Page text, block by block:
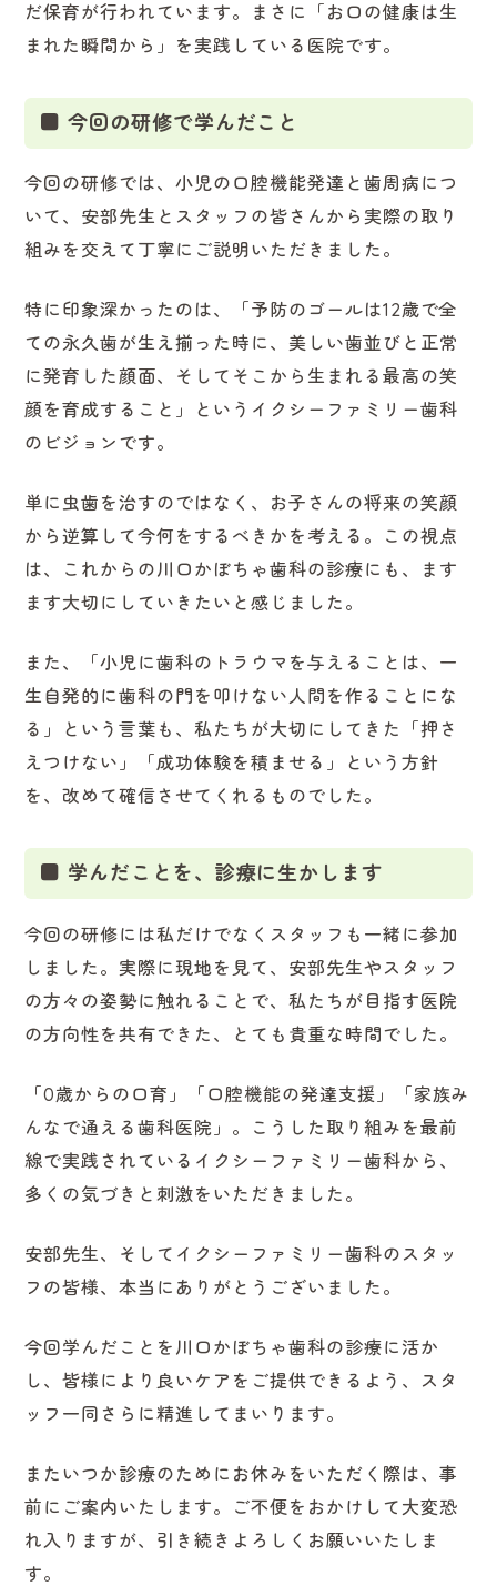
だ保育が行われています。まさに「お口の健康は生
まれた瞬間から」を実践している医院です。
■ 今回の研修で学んだこと
今回の研修では、小児の口腔機能発達と歯周病につ
いて、安部先生とスタッフの皆さんから実際の取り
組みを交えて丁寧にご説明いただきました。
特に印象深かったのは、「予防のゴールは12歳で全
ての永久歯が生え揃った時に、美しい歯並びと正常
に発育した顔面、そしてそこから生まれる最高の笑
顔を育成すること」というイクシーファミリー歯科
のビジョンです。
単に虫歯を治すのではなく、お子さんの将来の笑顔
から逆算して今何をするべきかを考える。この視点
は、これからの川口かぼちゃ歯科の診療にも、ます
ます大切にしていきたいと感じました。
また、「小児に歯科のトラウマを与えることは、一
生自発的に歯科の門を叩けない人間を作ることにな
る」という言葉も、私たちが大切にしてきた「押さ
えつけない」「成功体験を積ませる」という方針
を、改めて確信させてくれるものでした。
■ 学んだことを、診療に生かします
今回の研修には私だけでなくスタッフも一緒に参加
しました。実際に現地を見て、安部先生やスタッフ
の方々の姿勢に触れることで、私たちが目指す医院
の方向性を共有できた、とても貴重な時間でした。
「0歳からの口育」「口腔機能の発達支援」「家族み
んなで通える歯科医院」。こうした取り組みを最前
線で実践されているイクシーファミリー歯科から、
多くの気づきと刺激をいただきました。
安部先生、そしてイクシーファミリー歯科のスタッ
フの皆様、本当にありがとうございました。
今回学んだことを川口かぼちゃ歯科の診療に活か
し、皆様により良いケアをご提供できるよう、スタ
ッフ一同さらに精進してまいります。
またいつか診療のためにお休みをいただく際は、事
前にご案内いたします。ご不便をおかけして大変恐
れ入りますが、引き続きよろしくお願いいたしま
す。